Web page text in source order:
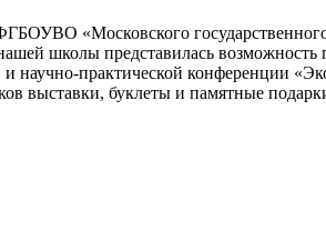
«Московского государственного
школы представилась возможность
практической конференции
выставки, буклеты и памятные